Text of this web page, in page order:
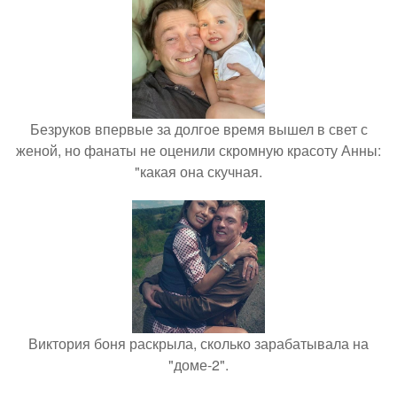
Безруков впервые за долгое время вышел в свет с
женой, но фанаты не оценили скромную красоту Анны:
"какая она скучная.
Виктория боня раскрыла, сколько зарабатывала на
"доме-2".